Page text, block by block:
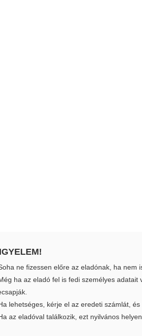
ne fizessen előre az eladónak, ha nem
ha az eladó fel is fedi személyes
lehetséges, kérje el az eredeti számlát,
az eladóval találkozik, ezt nyilvános